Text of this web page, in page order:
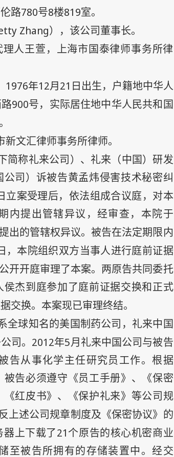
路780号8楼819室。
Zhang），该公司董事长。
理人王萱，上海市国泰律师事务所律
1976年12月21 日 出生，户籍地中华人
900号，实际居住地中华人民共和国
文汇律师事务所律师。
简称礼来公司）、礼来（中国）研发
司）诉被告黄孟炜侵害技术秘密纠
立案受理后，依法组成合议庭，对本
内提出管辖异议，经审查，本院于
出的管辖权异议。被告在法定期限内
，本院组织双方当事人进行庭前证据
开开庭审理了本案。两原告共同委托
杰到庭参加了庭前证据交换和正式
交换。本案现已审理终结。
全球知名的美国制药公司，礼来中国
司。 2012年5月礼来中国公司与被告
告从事化学主任研究员工作。根据
被告必须遵守《员工手册》、《保密
红皮书》、《保护礼来》等公司规
上述公司规章制度及《保密协议》的
器上下载了21 个原告的核心机密商业
至被告所拥有的存储装置中。经交